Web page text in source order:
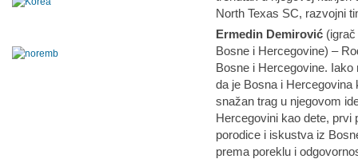
North Texas SC, razvojni
Ermedin Demirović
Bosne i Hercegovine) –
Bosne i Hercegovine.
da je Bosna i
snažan trag u njegovom
Hercegovini kao dete, prvi
porodice i iskustva iz
prema poreklu i